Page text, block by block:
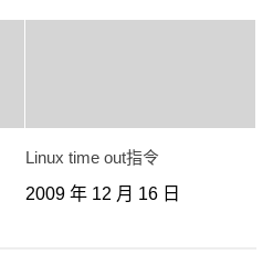
Linux time out指令
2009 年 12 月 16 日